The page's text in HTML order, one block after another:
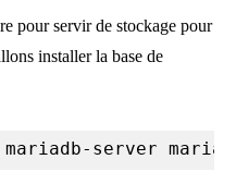
pour servir de stockage pour
installer la base de
server